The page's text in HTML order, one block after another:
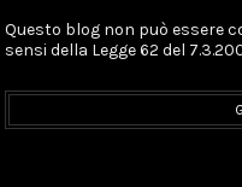
Questo blog non può essere
sensi della Legge 62 del